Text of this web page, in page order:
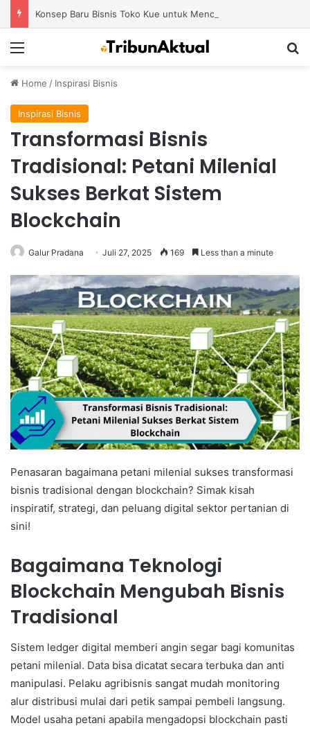
Home / Inspirasi Bisnis
Inspirasi Bisnis
Transformasi Bisnis
Tradisional: Petani Milenial
Sukses Berkat Sistem
Blockchain
Galur Pradana Juli 27, 2025 169 Less than a minute
Penasaran bagaimana petani milenial sukses transformasi
bisnis tradisional dengan blockchain? Simak kisah
inspiratif, strategi, dan peluang digital sektor pertanian di
sini!
Bagaimana Teknologi
Blockchain Mengubah Bisnis
Tradisional
Sistem ledger digital memberi angin segar bagi komunitas
petani milenial. Data bisa dicatat secara terbuka dan anti
manipulasi. Pelaku agribisnis sangat mudah monitoring
alur distribusi mulai dari petik sampai pembeli langsung.
Model usaha petani apabila mengadopsi blockchain pasti